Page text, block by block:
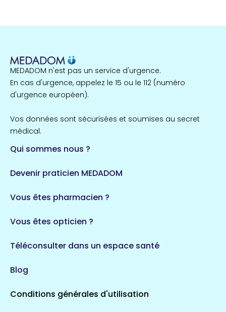
MEDADOM n'est pas un service d'urgence.
En cas d'urgence, appelez le 15 ou le 112 (numéro
d'urgence européen).
Vos données sont sécurisées et soumises au secret
médical.
Qui sommes nous ?
Devenir praticien MEDADOM
Vous êtes pharmacien ?
Vous êtes opticien ?
Téléconsulter dans un espace santé
Blog
Conditions générales d'utilisation